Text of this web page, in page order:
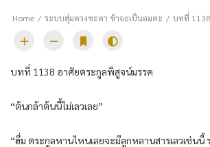
Home ระบบสุ่มดวงชะตา ข้าจะเป็นอมตะ บทที่
บทที่ 1138 อาศัยตระกูลพิสูจน์มรรค
“ต้นกล้าต้นนี้ไม่เลวเลย”
“ฮึ่ม ตระกูลหานไหนเลยจะมีลูกหลานสารเลวเช่นนี้